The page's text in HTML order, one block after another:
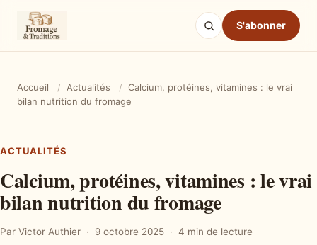
S'abonner
Accueil / Actualités / Calcium, protéines, vitamines : le vrai
bilan nutrition du fromage
ACTUALITÉS
Calcium, protéines, vitamines : le vrai
bilan nutrition du fromage
Par Victor Authier 9 octobre 2025 4 min de lecture